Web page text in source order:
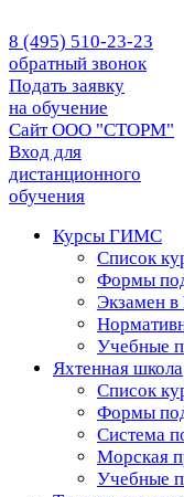
8 (495) 510-23-23
обратный звонок
Подать заявку
на обучение
Сайт ООО "СТОРМ"
Вход для
дистанционного
обучения
Курсы ГИМС
Список
Формы
Экзамен
Учебные
Яхтенная школа
Список
Формы
Cистема
Морская
Учебные